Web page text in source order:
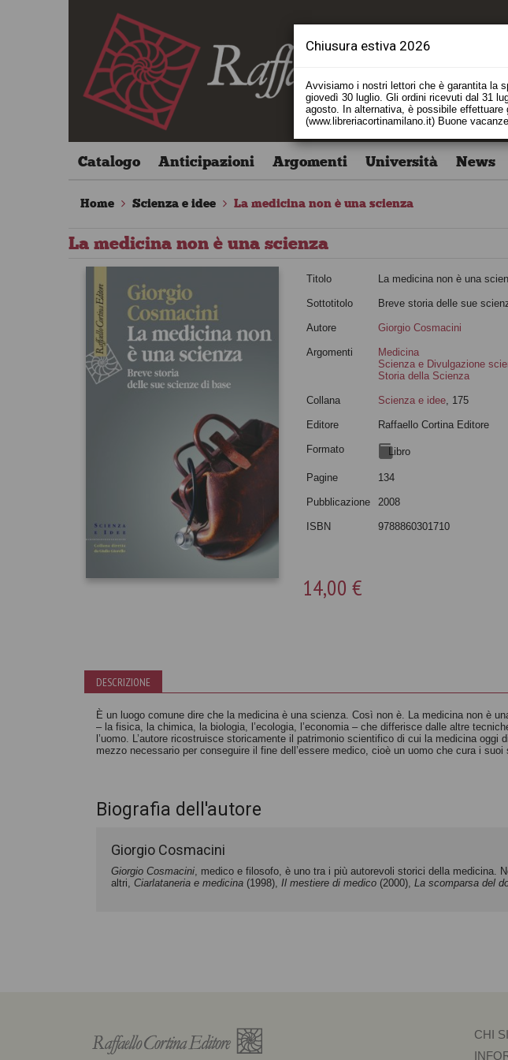
Catalogo Anticipazioni Argomenti Università News
Home Scienza e idee La medicina non è una scienza
La medicina non è una scienza
Titolo La medicina non è una
Sottotitolo Breve storia delle sue
Autore Giorgio Cosmacini
Argomenti
Medicina
Scienza e Divulgazione
Storia della Scienza
Collana Scienza e idee, 175
Editore Raffaello Cortina Editore
Formato Libro
Pagine 134
Pubblicazione 2008
ISBN 9788860301710
14,00 €
DESCRIZIONE
È un luogo comune dire che la medicina è una scienza. Così non è. La medicina non è
– la fisica, la chimica, la biologia, l’ecologia, l’economia – che differisce dalle altre
l’uomo. L’autore ricostruisce storicamente il patrimonio scientifico di cui la medicina oggi
mezzo necessario per conseguire il fine dell’essere medico, cioè un uomo che cura i
Biografia dell'autore
Giorgio Cosmacini
Giorgio Cosmacini, medico e filosofo, è uno tra i più autorevoli storici della medicina.
altri, Ciarlataneria e medicina (1998), Il mestiere di medico (2000), La scomparsa del
CHI
Chiusura estiva 2026
Avvisiamo i nostri lettori che è garantita la
giovedì 30 luglio. Gli ordini ricevuti dal 31
agosto. In alternativa, è possibile effettuare
(www.libreriacortinamilano.it) Buone